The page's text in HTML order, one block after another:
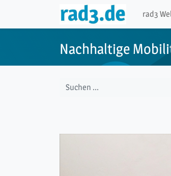
rad3
Nachhaltige